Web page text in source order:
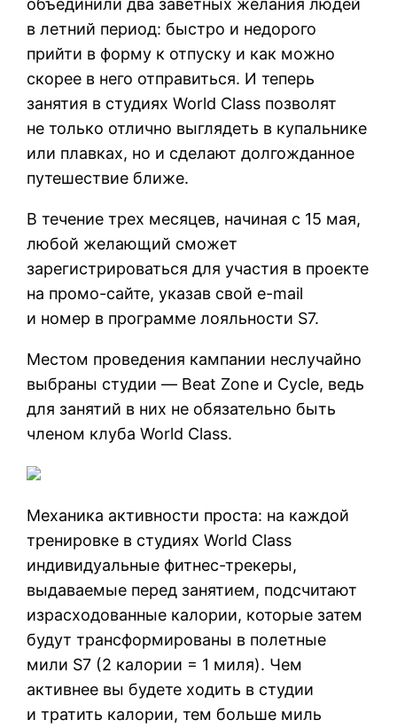
объединили два заветных желания людей
в летний период: быстро и недорого
прийти в форму к отпуску и как можно
скорее в него отправиться. И теперь
занятия в студиях World Class позволят
не только отлично выглядеть в купальнике
или плавках, но и сделают долгожданное
путешествие ближе.
В течение трех месяцев, начиная с 15 мая,
любой желающий сможет
зарегистрироваться для участия в проекте
на промо-сайте, указав свой e-mail
и номер в программе лояльности S7.
Местом проведения кампании неслучайно
выбраны студии — Beat Zone и Cycle, ведь
для занятий в них не обязательно быть
членом клуба World Class.
Механика активности проста: на каждой
тренировке в студиях World Class
индивидуальные фитнес-трекеры,
выдаваемые перед занятием, подсчитают
израсходованные калории, которые затем
будут трансформированы в полетные
мили S7 (2 калории = 1 миля). Чем
активнее вы будете ходить в студии
и тратить калории, тем больше миль